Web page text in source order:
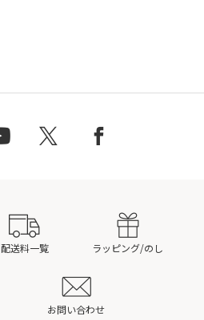
配送料一覧 ラッピング/のし
お問い合わせ